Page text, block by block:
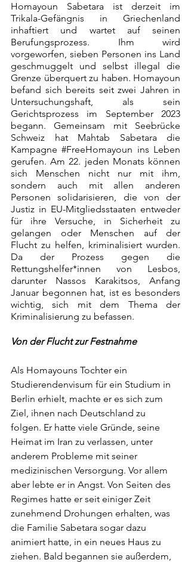
Homayoun Sabetara ist derzeit im
Trikala-Gefängnis in Griechenland
inhaftiert und wartet auf seinen
Berufungsprozess. Ihm wird
vorgeworfen, sieben Personen ins Land
geschmuggelt und selbst illegal die
Grenze überquert zu haben. Homayoun
befand sich bereits seit zwei Jahren in
Untersuchungshaft, als sein
Gerichtsprozess im September 2023
begann. Gemeinsam mit Seebrücke
Schweiz hat Mahtab Sabetara die
Kampagne #FreeHomayoun ins Leben
gerufen. Am 22. jeden Monats können
sich Menschen nicht nur mit ihm,
sondern auch mit allen anderen
Personen solidarisieren, die von der
Justiz in EU-Mitgliedsstaaten entweder
für ihre Versuche, in Sicherheit zu
gelangen oder Menschen auf der
Flucht zu helfen, kriminalisiert wurden.
Da der Prozess gegen die
Rettungshelfer*innen von Lesbos,
darunter Nassos Karakitsos, Anfang
Januar begonnen hat, ist es besonders
wichtig, sich mit dem Thema der
Kriminalisierung zu befassen.
Von der Flucht zur Festnahme
Als Homayouns Tochter ein
Studierendenvisum für ein Studium in
Berlin erhielt, machte er es sich zum
Ziel, ihnen nach Deutschland zu
folgen. Er hatte viele Gründe, seine
Heimat im Iran zu verlassen, unter
anderem Probleme mit seiner
medizinischen Versorgung. Vor allem
aber lebte er in Angst. Von Seiten des
Regimes hatte er seit einiger Zeit
zunehmend Drohungen erhalten, was
die Familie Sabetara sogar dazu
animiert hatte, in ein neues Haus zu
ziehen. Bald begannen sie außerdem,